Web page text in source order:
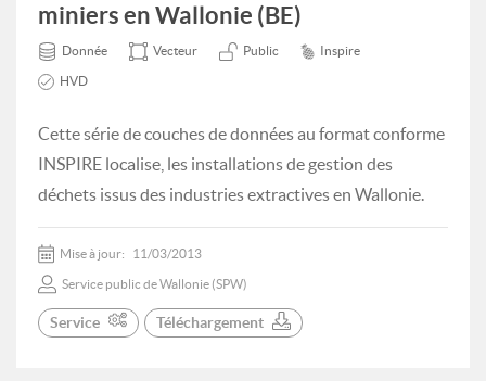
miniers en Wallonie (BE)
Donnée Vecteur Public Inspire
HVD
Cette série de couches de données au format conforme
INSPIRE localise, les installations de gestion des
déchets issus des industries extractives en Wallonie.
Mise à jour: 11/03/2013
Service public de Wallonie (SPW)
Service Téléchargement